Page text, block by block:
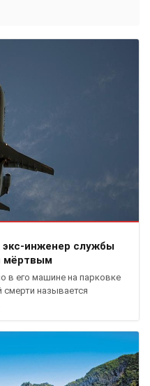
экс-инженер службы
мёртвым
в его машине на парковке
смерти называется